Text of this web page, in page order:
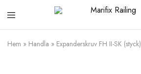
och
järnvaror
Hem » Handla » Expanderskruv FH II-SK (styck)